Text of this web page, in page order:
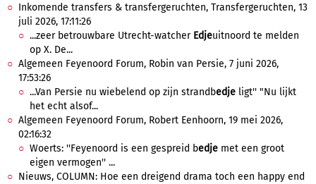
Inkomende transfers & transfergeruchten, Transfergeruchten, 13
juli 2026, 17:11:26
...zeer betrouwbare Utrecht-watcher Edjeuitnoord te melden
op X. De...
Algemeen Feyenoord Forum, Robin van Persie, 7 juni 2026,
17:53:26
...Van Persie nu wiebelend op zijn strandbedje ligt'' "Nu lijkt
het echt alsof...
Algemeen Feyenoord Forum, Robert Eenhoorn, 19 mei 2026,
02:16:32
Woerts: ''Feyenoord is een gespreid bedje met een groot
eigen vermogen'' ...
Nieuws, COLUMN: Hoe een dreigend drama toch een happy end